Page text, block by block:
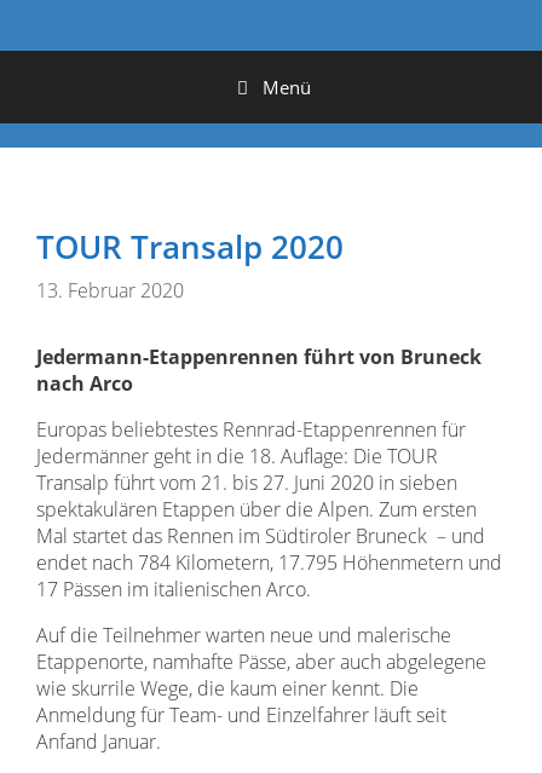
Menü
TOUR Transalp 2020
13. Februar 2020
Jedermann-Etappenrennen führt von Bruneck
nach Arco
Europas beliebtestes Rennrad-Etappenrennen für
Jedermänner geht in die 18. Auflage: Die TOUR
Transalp führt vom 21. bis 27. Juni 2020 in sieben
spektakulären Etappen über die Alpen. Zum ersten
Mal startet das Rennen im Südtiroler Bruneck – und
endet nach 784 Kilometern, 17.795 Höhenmetern und
17 Pässen im italienischen Arco.
Auf die Teilnehmer warten neue und malerische
Etappenorte, namhafte Pässe, aber auch abgelegene
wie skurrile Wege, die kaum einer kennt. Die
Anmeldung für Team- und Einzelfahrer läuft seit
Anfand Januar.